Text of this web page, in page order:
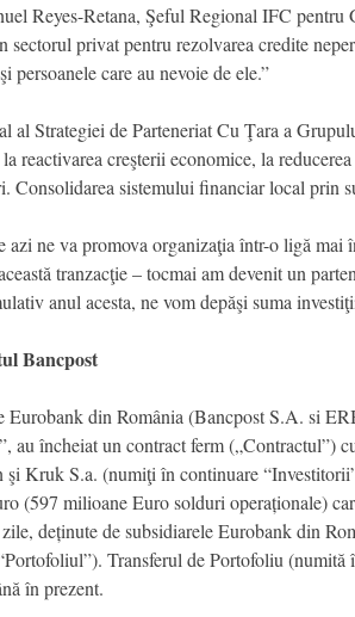
Reyes-Retana, Şeful Regional IFC
sectorul privat pentru rezolvarea credite
persoanele care au nevoie de ele.”
al Strategiei de Parteneriat Cu Ţara a
reactivarea creşterii economice, la
Consolidarea sistemului financiar local prin
azi ne va promova organizaţia într-o ligă
tranzacţie – tocmai am devenit un
anul acesta, ne vom depăşi suma
Bancpost
Eurobank din România (Bancpost S.A. si
au încheiat un contract ferm („Contractul”)
şi Kruk S.a. (numiţi în continuare
(597 milioane Euro solduri operaționale)
zile, deținute de subsidiarele Eurobank din
Transferul de Portofoliu (numită
în prezent.